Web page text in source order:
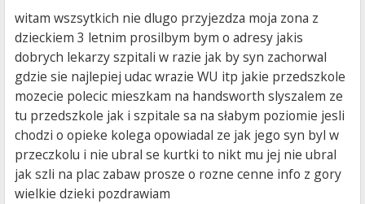
witam wszsytkich nie dlugo przyjezdza moja zona z
dzieckiem 3 letnim prosilbym bym o adresy jakis
dobrych lekarzy szpitali w razie jak by syn zachorwal
gdzie sie najlepiej udac wrazie WU itp jakie przedszkole
mozecie polecic mieszkam na handsworth slyszalem ze
tu przedszkole jak i szpitale sa na słabym poziomie jesli
chodzi o opieke kolega opowiadal ze jak jego syn byl w
przeczkolu i nie ubral se kurtki to nikt mu jej nie ubral
jak szli na plac zabaw prosze o rozne cenne info z gory
wielkie dzieki pozdrawiam